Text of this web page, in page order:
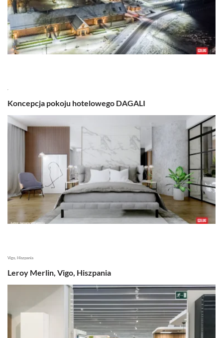
,
Koncepcja pokoju hotelowego DAGALI
Vigo, Hiszpania
Leroy Merlin, Vigo, Hiszpania